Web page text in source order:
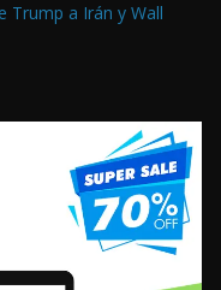
Trump a Irán y Wall